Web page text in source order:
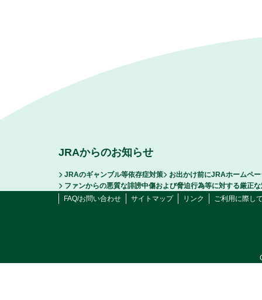
JRAからのお知らせ
JRAのギャンブル等依存症対策
お出かけ前にJRAホームペ
ファンからの悪質な誹謗中傷および脅迫行為等に対する厳正
FAQ/お問い合わせ
サイトマップ リンク ご利用に際し